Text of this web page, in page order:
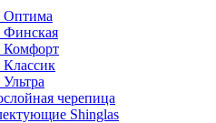
Оптима
Финская
Комфорт
черепица
Shinglas